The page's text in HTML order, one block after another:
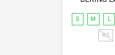
S M L
XS